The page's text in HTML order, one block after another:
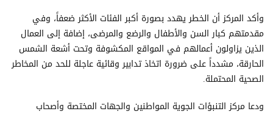
وأكد المركز أن الخطر يهدد بصورة أكبر الفئات الأكثر ضعفاً، وفي
مقدمتهم كبار السن والأطفال والرضع والمرضى، إضافة إلى العمال
الذين يزاولون أعمالهم في المواقع المكشوفة وتحت أشعة الشمس
الحارقة، مشدداً على ضرورة اتخاذ تدابير وقائية عاجلة للحد من المخاطر
الصحية المحتملة.
ودعا مركز التنبؤات الجوية المواطنين والجهات المختصة وأصحاب